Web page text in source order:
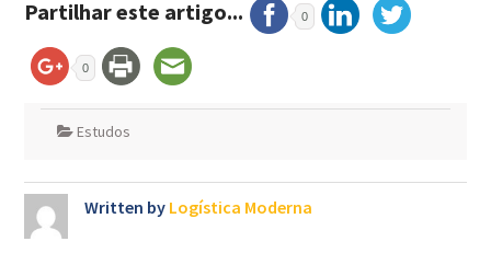
Partilhar este artigo... 0
0
Estudos
Written by Logística Moderna